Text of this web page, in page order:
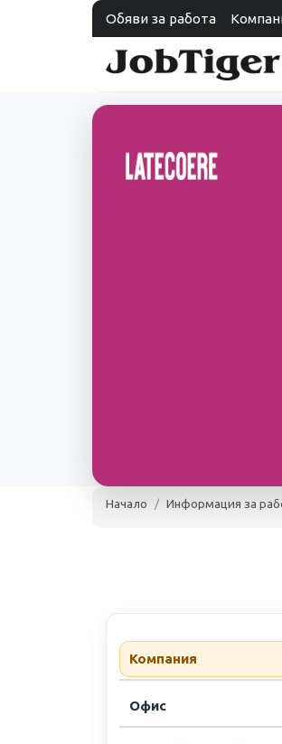
Обяви за работа
Пловдив
Начало Информация за
Компания
Офис